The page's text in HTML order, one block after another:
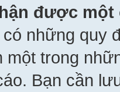
được một
những quy
một trong
Bạn cần